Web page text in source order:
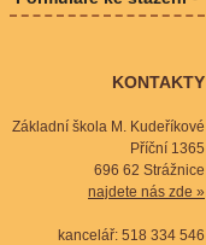
KONTAKTY
Základní škola M. Kudeříkové
Příční 1365
696 62 Strážnice
najdete nás zde »
kancelář: 518 334 546